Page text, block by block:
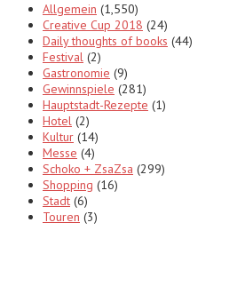
Allgemein (1,550)
Creative Cup 2018 (24)
Daily thoughts of books (44)
Festival (2)
Gastronomie (9)
Gewinnspiele (281)
Hauptstadt-Rezepte (1)
Hotel (2)
Kultur (14)
Messe (4)
Schoko + ZsaZsa (299)
Shopping (16)
Stadt (6)
Touren (3)